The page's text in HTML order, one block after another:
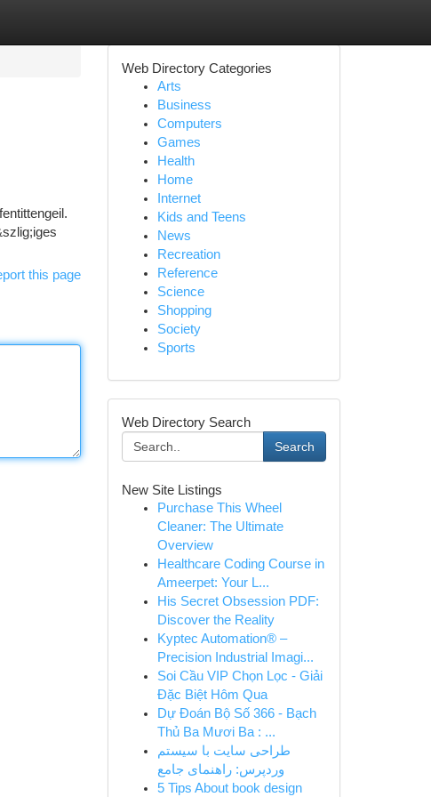
this page
Web Directory Categories
Arts
Business
Computers
Games
Health
Home
Internet
Kids and Teens
News
Recreation
Reference
Science
Shopping
Society
Sports
Web Directory Search
Search
New Site Listings
Purchase This Wheel
Cleaner: The Ultimate
Overview
Healthcare Coding Course in
Ameerpet: Your L...
His Secret Obsession PDF:
Discover the Reality
Kyptec Automation® –
Precision Industrial Imagi...
Soi Cầu VIP Chọn Lọc - Giải
Đặc Biệt Hôm Qua
Dự Đoán Bộ Số 366 - Bạch
Thủ Ba Mươi Ba : ...
طراحی سایت با سیستم
وردپرس: راهنمای جامع
5 Tips About book design